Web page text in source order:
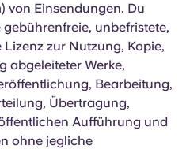
von Einsendungen. Du
unbefristete,
zur Nutzung, Kopie,
abgeleiteter Werke,
Bearbeitung,
Übertragung,
Aufführung und
ohne jegliche